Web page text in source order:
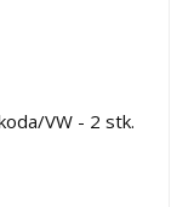
VW - 2 stk.